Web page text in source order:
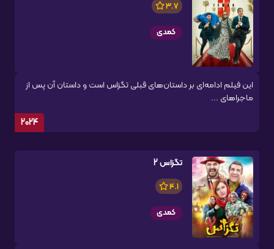
3.7
کمدی
این فیلم ادامه‌ای بر داستان‌های قبلی تگزاس است و داستان آن پس از
ماجراهای ...
2024
تگزاس 2
4.1
کمدی